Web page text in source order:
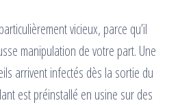
vicieux, parce qu’il
manipulation de votre part. Une
arrivent infectés dès la sortie du
est préinstallé en usine sur des